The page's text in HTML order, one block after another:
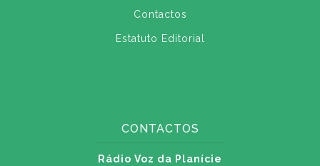
Contactos
Estatuto Editorial
CONTACTOS
Rádio Voz da Planície